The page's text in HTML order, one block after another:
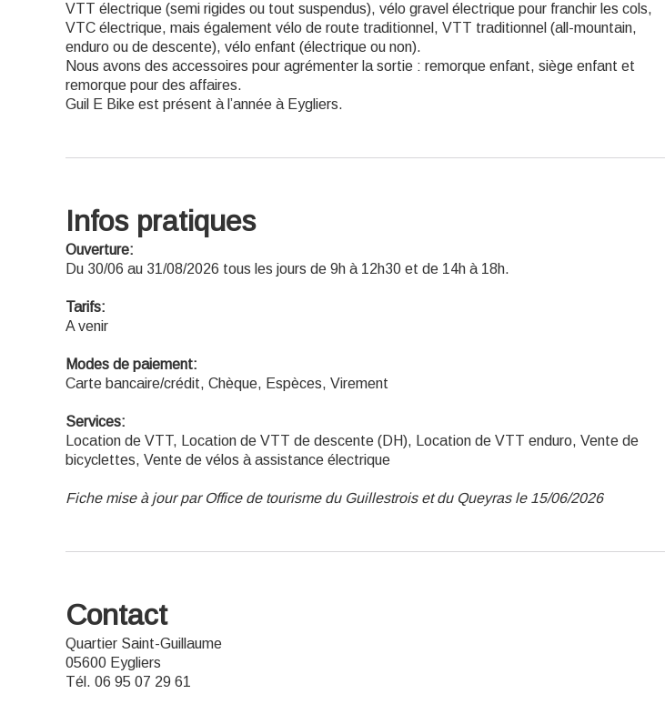
VTT électrique (semi rigides ou tout suspendus), vélo gravel électrique pour franchir les cols,
VTC électrique, mais également vélo de route traditionnel, VTT traditionnel (all-mountain,
enduro ou de descente), vélo enfant (électrique ou non).
Nous avons des accessoires pour agrémenter la sortie : remorque enfant, siège enfant et
remorque pour des affaires.
Guil E Bike est présent à l’année à Eygliers.
Infos pratiques
Ouverture:
Du 30/06 au 31/08/2026 tous les jours de 9h à 12h30 et de 14h à 18h.
Tarifs:
A venir
Modes de paiement:
Carte bancaire/crédit, Chèque, Espèces, Virement
Services:
Location de VTT, Location de VTT de descente (DH), Location de VTT enduro, Vente de
bicyclettes, Vente de vélos à assistance électrique
Fiche mise à jour par Office de tourisme du Guillestrois et du Queyras le 15/06/2026
Contact
Quartier Saint-Guillaume
05600 Eygliers
Tél. 06 95 07 29 61